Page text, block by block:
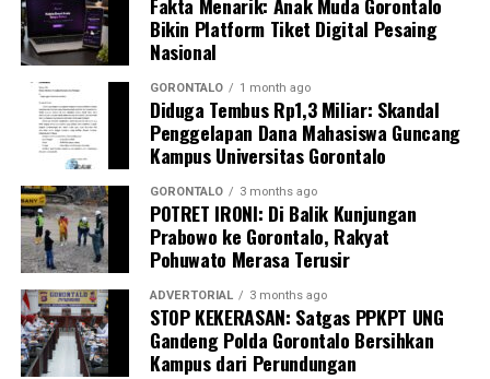
Lebih lanjut,
dr. Darsianti Tunamemberikan sejumlah
saran untuk peningkatan kualitas pelaksanaan program
MBG ke depan. Ia meminta agar proses pengemasan
makanan, terutama buah-buahan, diperiksa lebih teliti
sebelum dibagikan kepada siswa.
Selain itu, ia menilai komposisi menu perlu disesuaikan
dengan prinsip
keseimbangan gizi, misalnya
menambahkan sumber protein seperti telur atau ikan.
Ia juga mengingatkan agar pada proses distribusi
makanan, terutama menjelang akhir pekan,
makanan untuk hari Jumat dan Sabtu dipisahkan,
guna menjaga mutu dan kesegaran makanan.
Bikin Platform Tiket Digital Pesaing
Nasional
GORONTALO 1 month ago
Diduga Tembus Rp1,3 Miliar: Skandal
Penggelapan Dana Mahasiswa Guncang
Kampus Universitas Gorontalo
GORONTALO 3 months ago
POTRET IRONI: Di Balik Kunjungan
Prabowo ke Gorontalo, Rakyat
Pohuwato Merasa Terusir
ADVERTORIAL 3 months ago
STOP KEKERASAN: Satgas PPKPT UNG
Gandeng Polda Gorontalo Bersihkan
Kampus dari Perundungan